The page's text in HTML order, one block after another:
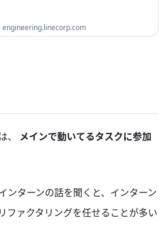
はじめに こんにちは、京都大学2年の岸直輝で
す。この度、LINEの冬インターンシップのエ
engineering.linecorp.com
、 メインで動いてるタスクに参加
ンターンの話を聞くと、インターン
ファクタリングを任せることが多い